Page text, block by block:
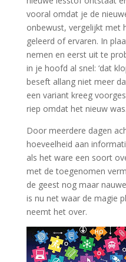
vooral omdat je de
onbewust, vergelijkt met
geleerd of ervaren. In
nemen en eerst uit te
in je hoofd al snel: ‘dat
beseft allang niet meer
een variant kreeg
riep omdat het nieuw was.
Door meerdere dagen
hoeveelheid aan
als het ware een soort
met de toegenomen
de geest nog maar
is nu net waar de magie
neemt het over.